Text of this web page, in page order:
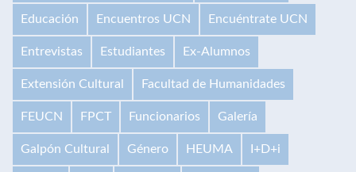
Educación Encuentros UCN Encuéntrate UCN
Entrevistas Estudiantes Ex-Alumnos
Extensión Cultural Facultad de Humanidades
FEUCN FPCT Funcionarios Galería
Galpón Cultural Género HEUMA I+D+i